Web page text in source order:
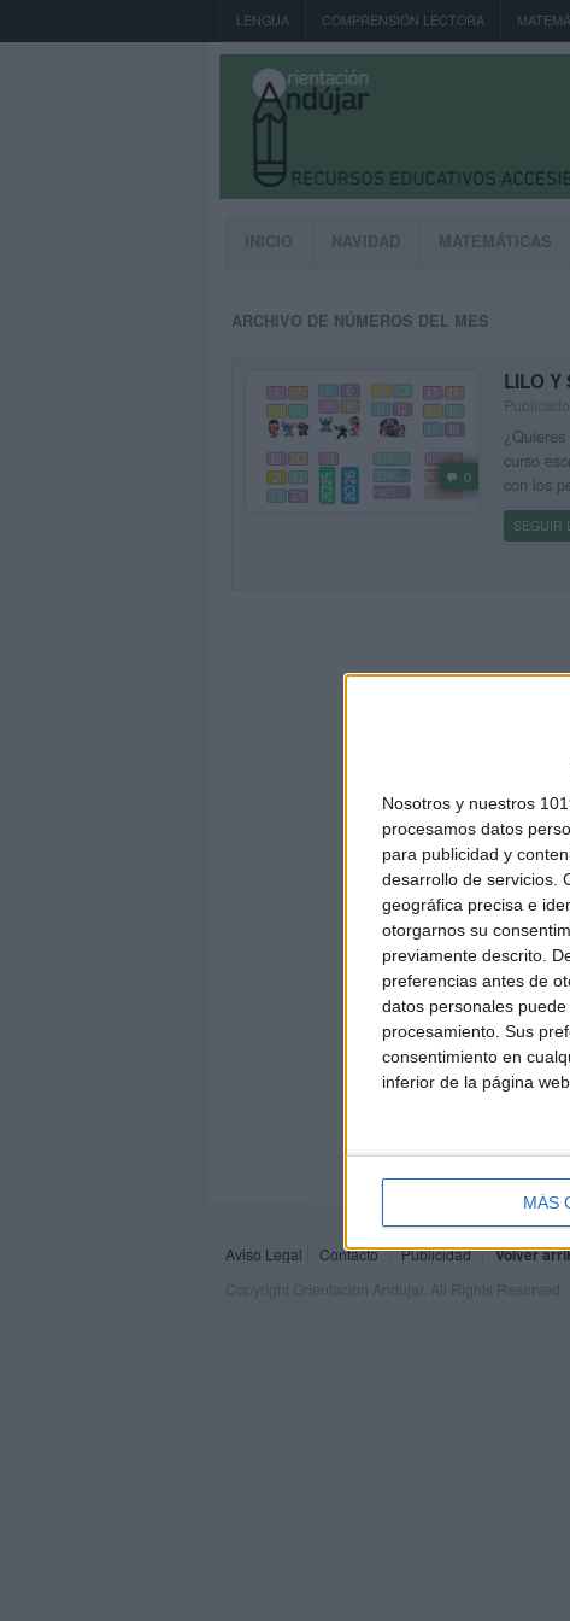
Nosotros y nuestros
procesamos datos
para publicidad y
desarrollo de servicios.
geográfica precisa e
otorgarnos su
previamente descrito.
preferencias antes de
datos personales
procesamiento. Sus
consentimiento en
inferior de la página web.
MÁS
LENGUA COMPRENSIÓN LECTORA
INICIO NAVIDAD MATEMÁTICAS
ARCHIVO DE NÚMEROS DEL MES
0
LILO Y
curso
con los
SEGUIR
Aviso Legal Contacto Publicidad Volver
Copyright Orientacion Andujar. All Rights Reserved